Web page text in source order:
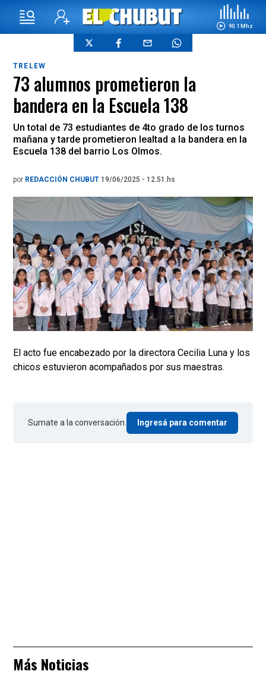
90.1 Mhz
TRELEW
73 alumnos prometieron la
bandera en la Escuela 138
Un total de 73 estudiantes de 4to grado de los turnos
mañana y tarde prometieron lealtad a la bandera en la
Escuela 138 del barrio Los Olmos.
por REDACCIÓN CHUBUT 19/06/2025 - 12.51.hs
El acto fue encabezado por la directora Cecilia Luna y los
chicos estuvieron acompañados por sus maestras.
Sumate a la conversación. Ingresá para comentar
Más Noticias